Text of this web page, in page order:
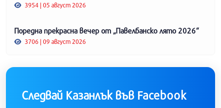
3954 | 05 август 2026
Поредна прекрасна вечер от „Павелбанско лято 2026“
3706 | 09 август 2026
Следвай Казанлък във Facebook